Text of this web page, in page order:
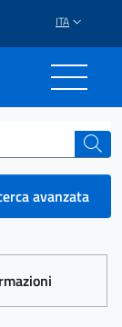
ITA
cerca
avanzata